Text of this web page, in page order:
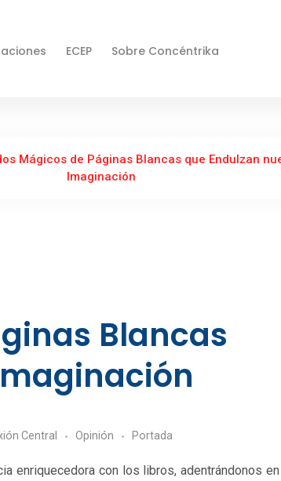
ECEP Sobre Concéntrika
Mágicos de Páginas Blancas que Endulzan
Imaginación
Blancas
Central Opinión Portada
enriquecedora con los libros, adentrándonos en